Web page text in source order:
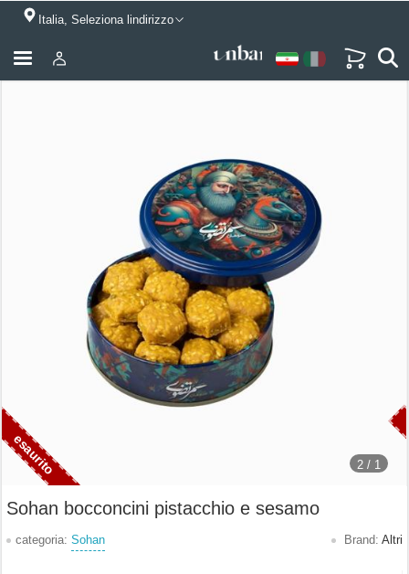
Italia, Seleziona lindirizzo
2 / 1
Sohan bocconcini pistacchio e sesamo
categoria: Sohan Brand: Altri